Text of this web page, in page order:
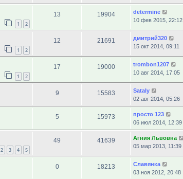
1 2
13 19904
determine
10 фев 2015, 22:12
1 2
12 21691
дмитрий320
15 окт 2014, 09:11
1 2
17 19000
trombon1207
10 авг 2014, 17:05
9 15583
Sataly
02 авг 2014, 05:26
5 15973
просто 123
06 июл 2014, 12:39
2 3 4 5
49 41639
Агния Львовна
05 мар 2013, 11:39
0 18213
Славянка
03 ноя 2012, 20:48